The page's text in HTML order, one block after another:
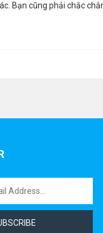
Bạn cũng phải chắc